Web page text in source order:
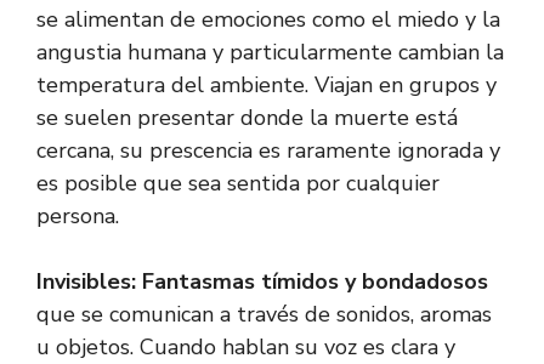
se alimentan de emociones como el miedo y la
angustia humana y particularmente cambian la
temperatura del ambiente. Viajan en grupos y
se suelen presentar donde la muerte está
cercana, su prescencia es raramente ignorada y
es posible que sea sentida por cualquier
persona.
Invisibles: Fantasmas tímidos y bondadosos
que se comunican a través de sonidos, aromas
u objetos. Cuando hablan su voz es clara y